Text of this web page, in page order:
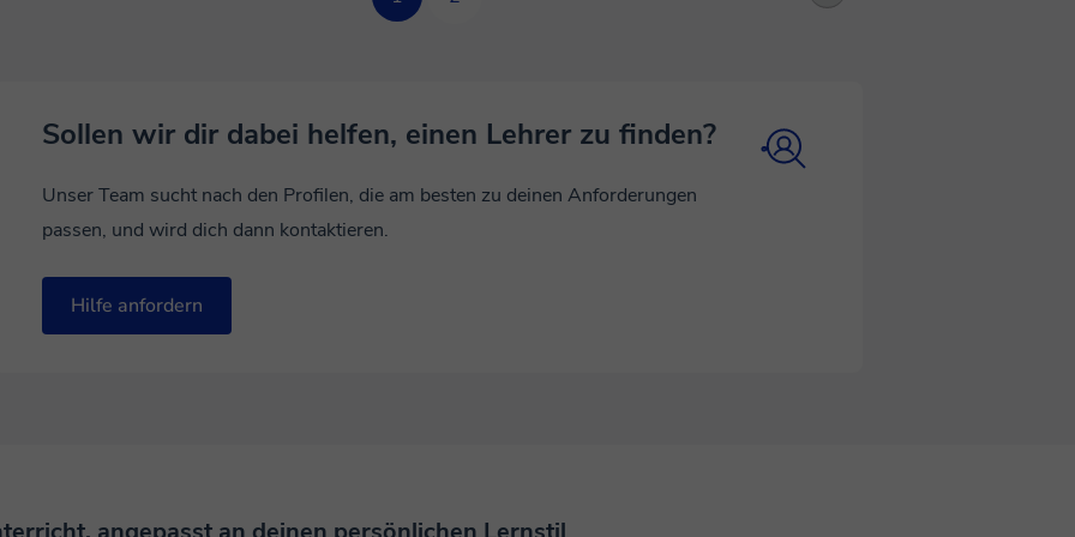
Sollen wir dir dabei helfen, einen Lehrer zu finden?
Unser Team sucht nach den Profilen, die am besten zu deinen Anforderungen
passen, und wird dich dann kontaktieren.
Hilfe anfordern